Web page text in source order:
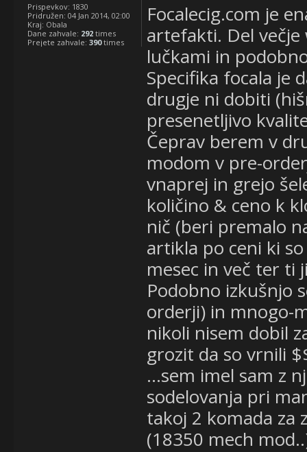
Focalecig.com je
artefakti. Del
lučkami in
Specifika focala je
drugje ni dobiti
presenetljivo
Čeprav berem v
modom v pre-
vnaprej in grejo
količino & ceno k
nič (beri premalo
artikla po ceni ki
mesec in več ter
Podobno izkušnjo
orderji) in mnogo-
nikoli nisem dobil
grozit da so vrnili
...sem imel sam z
sodelovanja pri
takoj 2 komada za
(18350 mech
Prispevkov: 1830
Pridružen: 04 Jan 2014, 02:00
Kraj: Obala
Dane zahvale: 292 times
Prejete zahvale: 390times